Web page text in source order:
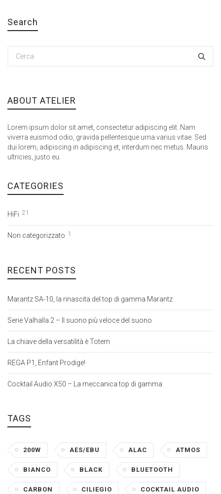
Search
ABOUT ATELIER
Lorem ipsum dolor sit amet, consectetur adipiscing elit. Nam
viverra euismod odio, gravida pellentesque urna varius vitae. Sed
dui lorem, adipiscing in adipiscing et, interdum nec metus. Mauris
ultricies, justo eu.
CATEGORIES
HiFi 21
Non categorizzato 1
RECENT POSTS
Marantz SA-10, la rinascita del top di gamma Marantz
Serie Valhalla 2 – Il suono più veloce del suono
La chiave della versatilità è Totem
REGA P1, Enfant Prodige!
Cocktail Audio X50 – La meccanica top di gamma
TAGS
200W AES/EBU ALAC ATMOS
BIANCO BLACK BLUETOOTH
CARBON CILIEGIO COCKTAIL AUDIO